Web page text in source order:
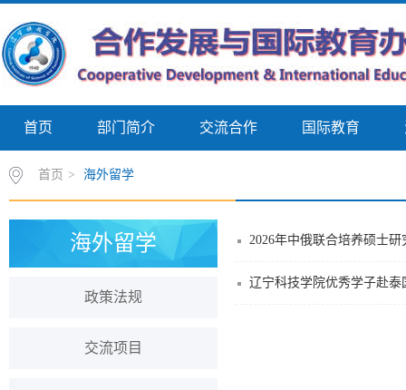
首页 部门简介 交流合作 国际教育
首页 > 海外留学
海外留学
政策法规
交流项目
2026年中俄联合培养硕士
辽宁科技学院优秀学子赴